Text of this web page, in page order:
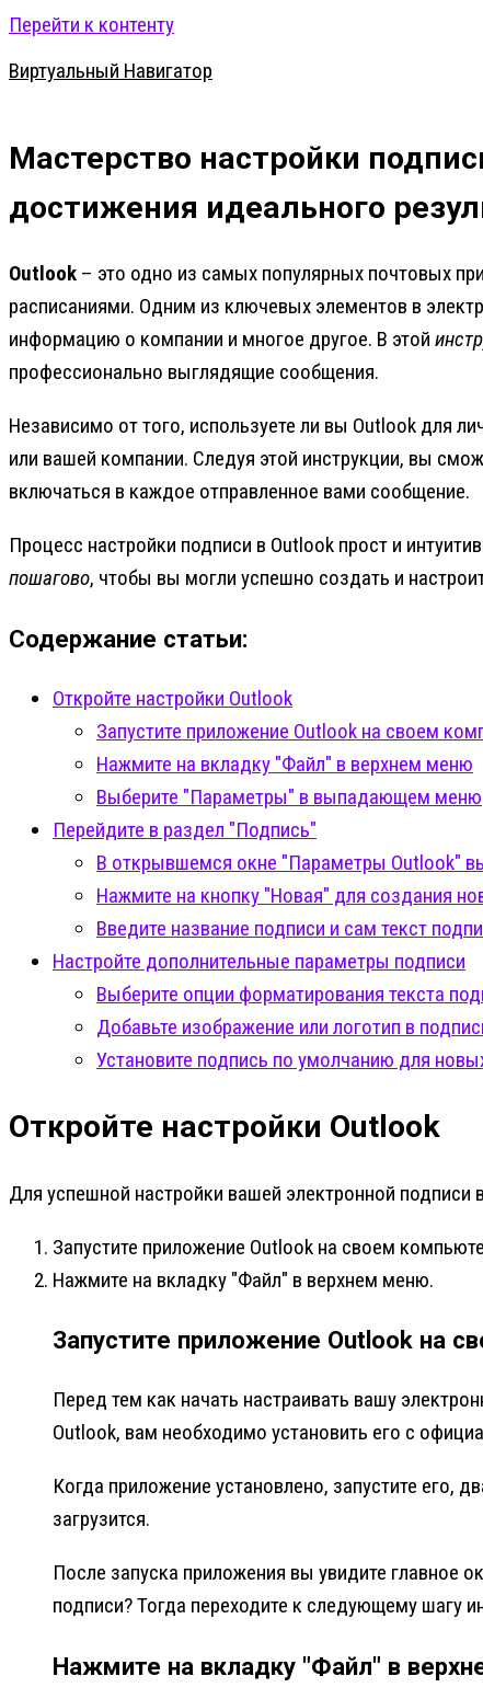
Перейти к контенту
Виртуальный Навигатор
Мастерство настройки
достижения идеального
Outlook – это одно из самых популярных почтовых
расписаниями. Одним из ключевых элементов в
информацию о компании и многое другое. В этой
профессионально выглядящие сообщения.
Независимо от того, используете ли вы Outlook для
или вашей компании. Следуя этой инструкции, вы
включаться в каждое отправленное вами сообщение.
Процесс настройки подписи в Outlook прост и
пошагово, чтобы вы могли успешно создать и
Содержание статьи:
Откройте настройки Outlook
Запустите приложение Outlook на своем
Нажмите на вкладку "Файл" в верхнем меню
Выберите "Параметры" в выпадающем меню
Перейдите в раздел "Подпись"
В открывшемся окне "Параметры Outlook"
Нажмите на кнопку "Новая" для создания
Введите название подписи и сам текст
Настройте дополнительные параметры подписи
Выберите опции форматирования текста
Добавьте изображение или логотип в
Установите подпись по умолчанию для
Откройте настройки Outlook
Для успешной настройки вашей электронной подписи
Запустите приложение Outlook на своем
Нажмите на вкладку "Файл" в верхнем меню.
Запустите приложение Outlook на
Перед тем как начать настраивать вашу
Outlook, вам необходимо установить его с
Когда приложение установлено, запустите его,
загрузится.
После запуска приложения вы увидите главное
подписи? Тогда переходите к следующему шагу
Нажмите на вкладку "Файл" в